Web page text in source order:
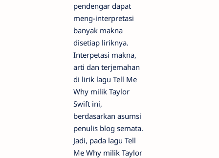
pendengar dapat
meng-interpretasi
banyak makna
disetiap liriknya.
Interpetasi makna,
arti dan terjemahan
di lirik lagu Tell Me
Why milik Taylor
Swift ini,
berdasarkan asumsi
penulis blog semata.
Jadi, pada lagu Tell
Me Why milik Taylor